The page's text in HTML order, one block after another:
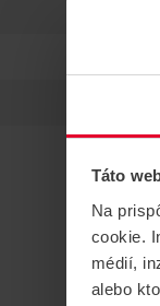
Táto
Na
cookie.
médií,
alebo